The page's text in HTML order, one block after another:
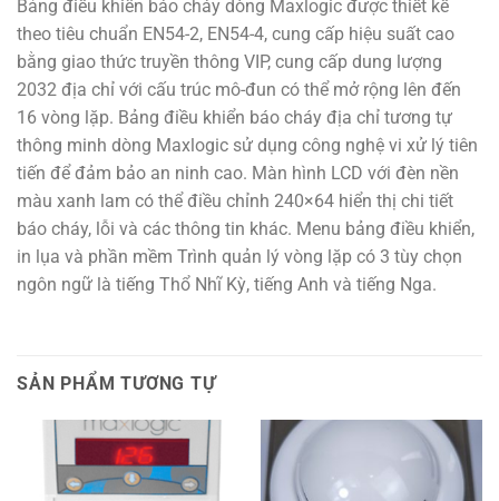
Bảng điều khiển báo cháy dòng Maxlogic được thiết kế
theo tiêu chuẩn EN54-2, EN54-4, cung cấp hiệu suất cao
bằng giao thức truyền thông VIP, cung cấp dung lượng
2032 địa chỉ với cấu trúc mô-đun có thể mở rộng lên đến
16 vòng lặp. Bảng điều khiển báo cháy địa chỉ tương tự
thông minh dòng Maxlogic sử dụng công nghệ vi xử lý tiên
tiến để đảm bảo an ninh cao. Màn hình LCD với đèn nền
màu xanh lam có thể điều chỉnh 240×64 hiển thị chi tiết
báo cháy, lỗi và các thông tin khác. Menu bảng điều khiển,
in lụa và phần mềm Trình quản lý vòng lặp có 3 tùy chọn
ngôn ngữ là tiếng Thổ Nhĩ Kỳ, tiếng Anh và tiếng Nga.
SẢN PHẨM TƯƠNG TỰ